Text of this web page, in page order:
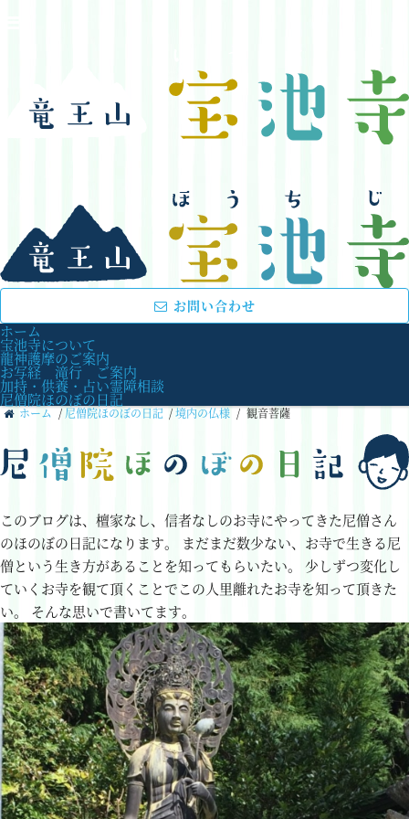
お問い合わせ
ホーム
宝池寺について
龍神護摩のご案内
お写経 滝行 ご案内
加持・供養・占い霊障相談
尼僧院ほのぼの日記
ホーム / 尼僧院ほのぼの日記 /境内の仏様 / 観音菩薩
このブログは、檀家なし、信者なしのお寺にやってきた尼僧さん
のほのぼの日記になります。 まだまだ数少ない、お寺で生きる尼
僧という生き方があることを知ってもらいたい。
少しずつ変化し
ていくお寺を観て頂くことでこの人里離れたお寺を知って頂きた
い。 そんな思いで書いてます。